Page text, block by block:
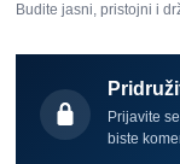
Budite jasni, pristojni i
Prijavite
biste